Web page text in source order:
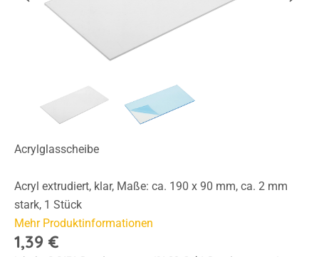
Acrylglasscheibe
Acryl extrudiert, klar, Maße: ca. 190 x 90 mm, ca. 2 mm
stark, 1 Stück
Mehr Produktinformationen
1,39 €